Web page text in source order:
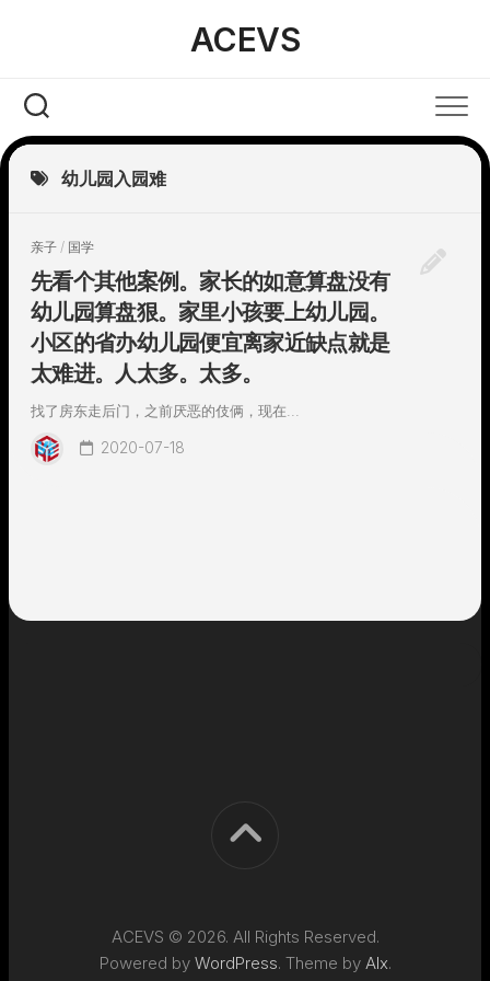
ACEVS
幼儿园入园难
亲子 / 国学
先看个其他案例。家长的如意算盘没有
幼儿园算盘狠。家里小孩要上幼儿园。
小区的省办幼儿园便宜离家近缺点就是
太难进。人太多。太多。
找了房东走后门，之前厌恶的伎俩，现在...
2020-07-18
ACEVS © 2026. All Rights Reserved.
Powered by WordPress. Theme by Alx.